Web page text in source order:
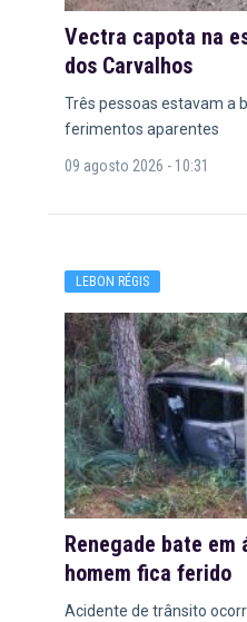
Vectra capota na
dos Carvalhos
Três pessoas estavam a
ferimentos aparentes
09 agosto 2026 - 10:31
LEBON RÉGIS
Renegade bate em
homem fica ferido
Acidente de trânsito